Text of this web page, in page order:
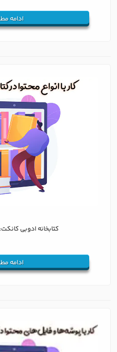
ادامه
کتابخانه ادوبی کانکت:
ادامه